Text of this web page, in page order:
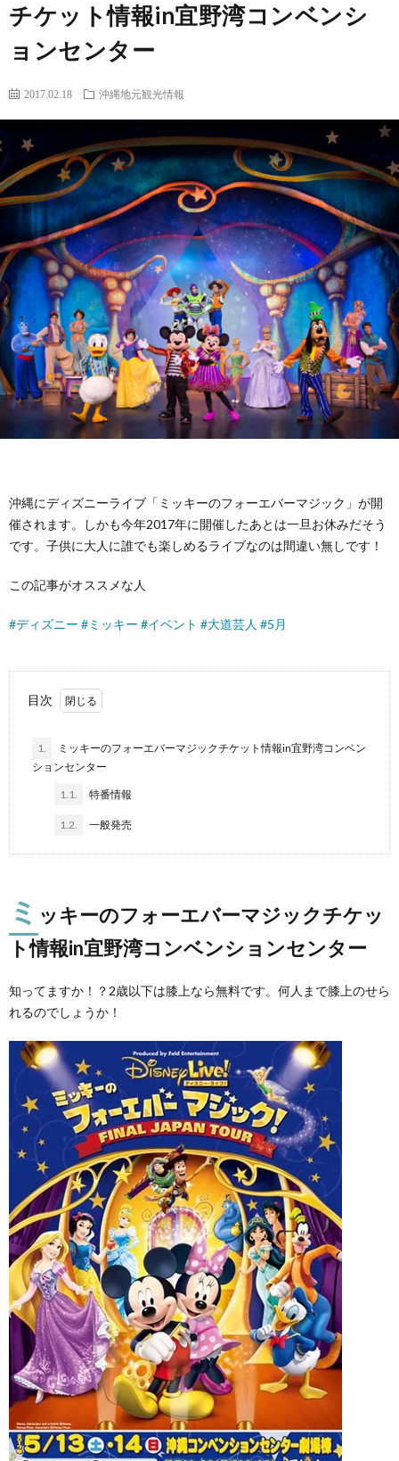
チケット情報in宜野湾コンベンシ
ョンセンター
2017.02.18 沖縄地元観光情報
沖縄にディズニーライブ「ミッキーのフォーエバーマジック」が開
催されます。しかも今年2017年に開催したあとは一旦お休みだそう
です。子供に大人に誰でも楽しめるライブなのは間違い無しです！
この記事がオススメな人
#ディズニー #ミッキー #イベント #大道芸人 #5月
目次
1.
ミッキーのフォーエバーマジックチケット情報in宜野湾コンベン
ションセンター
1.1. 特番情報
1.2. 一般発売
ミ ッキーのフォーエバーマジックチケッ
ト情報in宜野湾コンベンションセンター
知ってますか！？2歳以下は膝上なら無料です。何人まで膝上のせら
れるのでしょうか！